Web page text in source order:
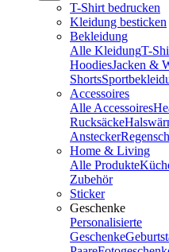
T-Shirt bedrucken
Kleidung besticken
Bekleidung
Alle KleidungT-
HoodiesJacken &
Shorts
Accessoires
Alle Accessoires
Rucksäcke
Anstecker
Home & Living
Alle Produkte
Zubehör
Sticker
Geschenke
Personalisierte
Geschenke